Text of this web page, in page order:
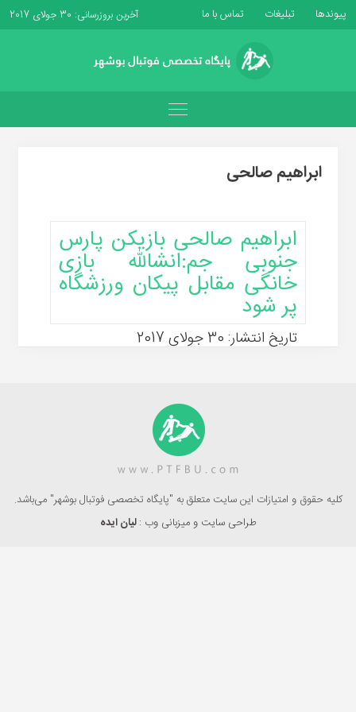
پیوندها تبلیغات تماس با ما آخرین بروزرسانی: 30 جولای 2017
ابراهیم صالحی
ابراهیم صالحی بازیکن پارس
جنوبی جم:انشالله بازی
خانگی مقابل پیکان ورزشگاه
پر شود
تاریخ انتشار: 30 جولای 2017
کلیه حقوق و امتیازات این سایت متعلق به "پایگاه تخصصی فوتبال بوشهر" می‌باشد.
طراحی سایت و میزبانی وب :لیان ایده